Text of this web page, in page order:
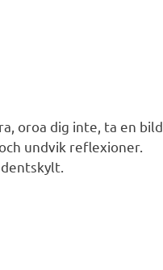
oroa dig inte, ta en bild
undvik reflexioner.